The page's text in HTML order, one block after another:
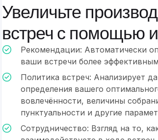
Увеличьте
встреч с помощью
Рекомендации: Автоматически
ваши встречи более
Политика встреч: Анализирует
определения вашего
вовлечённости, величины
пунктуальности и другие
Сотрудничество: Взгляд на то,